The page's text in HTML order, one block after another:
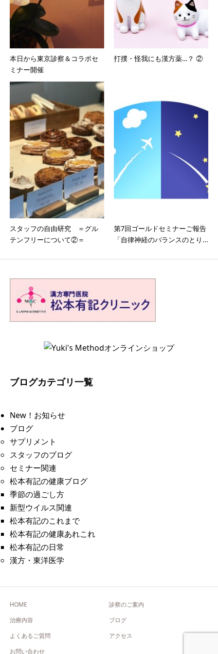
本日から東京診察＆コラボセ
ミナー開催
打撲・怪我にも漢方薬…？ ②
スタッフの自由研究 ＝グル
テンフリーについて②＝
第7回ゴールドセミナーご報告
「自律神経のバランスのとり...
ブログカテゴリ一覧
New！お知らせ
ブログ
サプリメント
スタッフのブログ
セミナー関連
松本有記の健康ブログ
季節の過ごし方
新型ウイルス関連
松本有記のこれまで
松本有記の健康あれこれ
松本有記の日常
漢方・東洋医学
HOME
診察のご案内
治療内容
ブログ
よくあるご質問
アクセス
お問い合わせ